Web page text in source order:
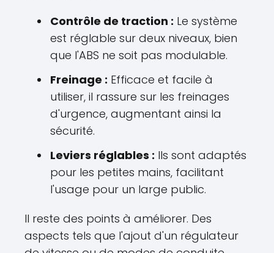
Contrôle de traction : Le système
est réglable sur deux niveaux, bien
que l'ABS ne soit pas modulable.
Freinage : Efficace et facile à
utiliser, il rassure sur les freinages
d'urgence, augmentant ainsi la
sécurité.
Leviers réglables : Ils sont adaptés
pour les petites mains, facilitant
l'usage pour un large public.
Il reste des points à améliorer. Des
aspects tels que l'ajout d'un régulateur